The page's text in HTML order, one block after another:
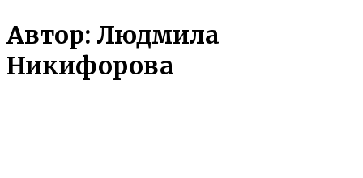
Автор: Людмила
Никифорова